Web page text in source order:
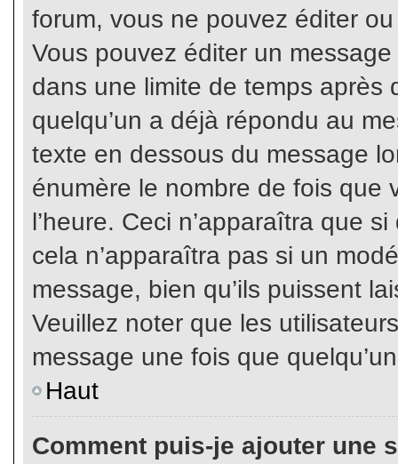
forum, vous ne pouvez éditer
Vous pouvez éditer un
dans une limite de temps après
quelqu’un a déjà répondu au
texte en dessous du message
énumère le nombre de fois que
l’heure. Ceci n’apparaîtra que
cela n’apparaîtra pas si un
message, bien qu’ils puissent
Veuillez noter que les
message une fois que
Haut
Comment puis-je ajouter une